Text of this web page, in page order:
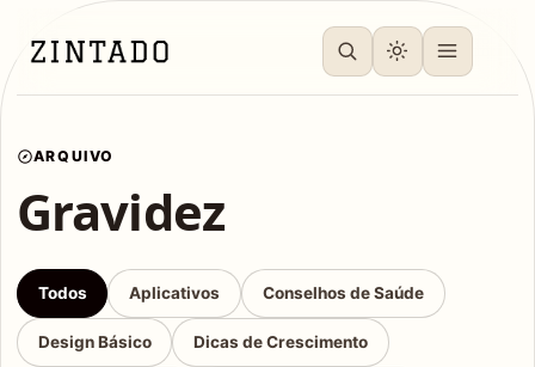
ARQUIVO
Gravidez
Todos Aplicativos Conselhos de Saúde
Design Básico Dicas de Crescimento